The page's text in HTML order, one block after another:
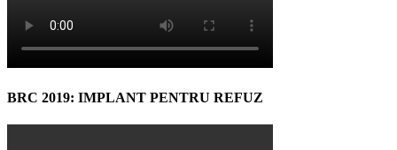
BRC 2019: IMPLANT PENTRU REFUZ